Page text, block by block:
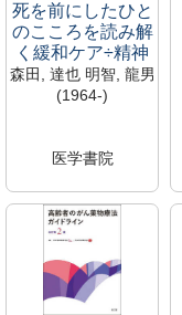
死を前にしたひと
のこころを読み解
く緩和ケア÷精神
医学
森田, 達也 明智, 龍男
(1964-)
医学書院
WB/310/S
1003566
遠山研究室（453研
究室）
専有資料のため閲覧
不可